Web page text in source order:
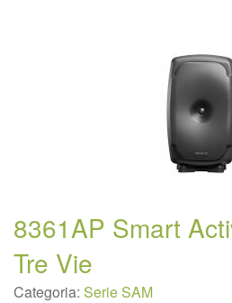
8361AP Smart
Tre Vie
Categoria: Serie SAM